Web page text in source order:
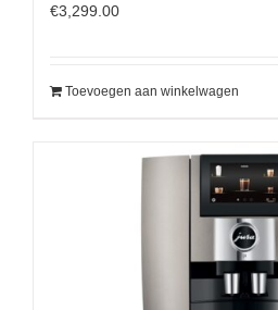
€3,299.00
Toevoegen aan winkelwagen